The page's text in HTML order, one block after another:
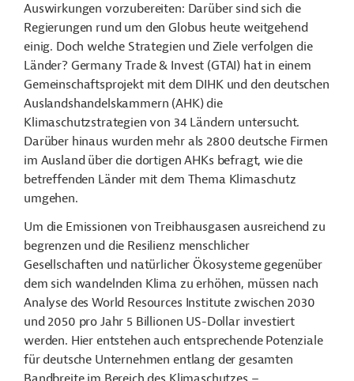
Auswirkungen vorzubereiten: Darüber sind sich die
Regierungen rund um den Globus heute weitgehend
einig. Doch welche Strategien und Ziele verfolgen die
Länder? Germany Trade & Invest (GTAI) hat in einem
Gemeinschaftsprojekt mit dem DIHK und den deutschen
Auslandshandelskammern (AHK) die
Klimaschutzstrategien von 34 Ländern untersucht.
Darüber hinaus wurden mehr als 2800 deutsche Firmen
im Ausland über die dortigen AHKs befragt, wie die
betreffenden Länder mit dem Thema Klimaschutz
umgehen.
Um die Emissionen von Treibhausgasen ausreichend zu
begrenzen und die Resilienz menschlicher
Gesellschaften und natürlicher Ökosysteme gegenüber
dem sich wandelnden Klima zu erhöhen, müssen nach
Analyse des World Resources Institute zwischen 2030
und 2050 pro Jahr 5 Billionen US-Dollar investiert
werden. Hier entstehen auch entsprechende Potenziale
für deutsche Unternehmen entlang der gesamten